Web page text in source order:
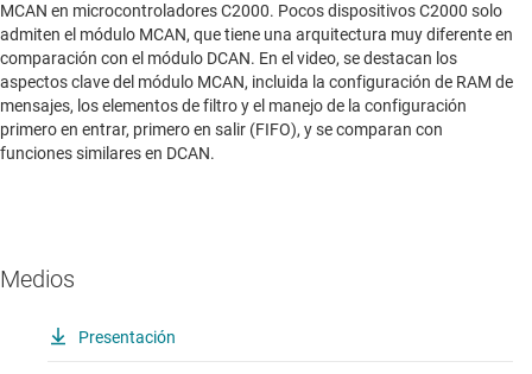
MCAN en microcontroladores C2000. Pocos dispositivos C2000 solo
admiten el módulo MCAN, que tiene una arquitectura muy diferente en
comparación con el módulo DCAN. En el video, se destacan los
aspectos clave del módulo MCAN, incluida la configuración de RAM de
mensajes, los elementos de filtro y el manejo de la configuración
primero en entrar, primero en salir (FIFO), y se comparan con
funciones similares en DCAN.
Medios
Presentación